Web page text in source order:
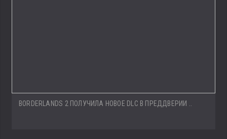
BORDERLANDS 2 ПОЛУЧИЛА НОВОЕ DLC В ПРЕДДВЕРИИ ..